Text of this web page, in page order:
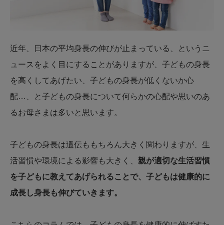
近年、日本の平均身長の伸びが止まっている、というニ
ュースをよく目にすることがありますが、子どもの身長
を高くしてあげたい、子どもの身長が低くないか心
配…、と子どもの身長について何らかの心配や思いのあ
るお母さまは多いと思います。
子どもの身長は遺伝ももちろん大きく関わりますが、生
活習慣や環境による影響も大きく、 親が適切な生活習慣
を子どもに教えてあげられることで、子どもは健康的に
成長し身長も伸びていきます。